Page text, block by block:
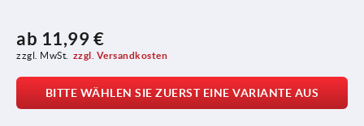
ab 11,99 €
zzgl. MwSt. zzgl. Versandkosten
BITTE WÄHLEN SIE ZUERST EINE VARIANTE AUS